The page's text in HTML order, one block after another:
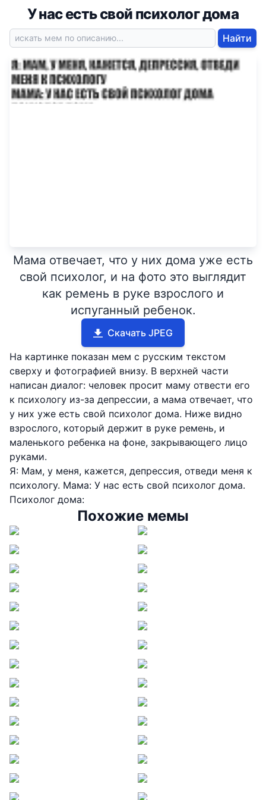
У нас есть свой психолог дома
Найти
Мама отвечает, что у них дома уже есть
свой психолог, и на фото это выглядит
как ремень в руке взрослого и
испуганный ребенок.
Скачать JPEG
На картинке показан мем с русским текстом
сверху и фотографией внизу. В верхней части
написан диалог: человек просит маму отвести его
к психологу из-за депрессии, а мама отвечает, что
у них уже есть свой психолог дома. Ниже видно
взрослого, который держит в руке ремень, и
маленького ребенка на фоне, закрывающего лицо
руками.
Я: Мам, у меня, кажется, депрессия, отведи меня к
психологу. Мама: У нас есть свой психолог дома.
Психолог дома:
Похожие мемы